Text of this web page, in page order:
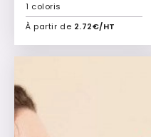
À partir de 2.72€/HT
1 coloris
Ajouter à mon devis